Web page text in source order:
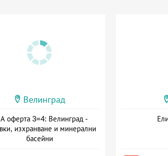
Велинград
оферта 3=4: Велинград -
изхранване и минерални
басейни